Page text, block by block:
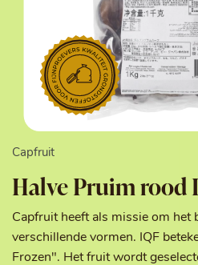
Capfruit
Halve Pruim rood
Capfruit heeft als missie om het
verschillende vormen. IQF
Frozen". Het fruit wordt